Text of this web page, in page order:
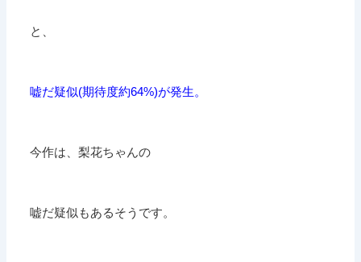
と、
嘘だ疑似(期待度約64%)が発生。
今作は、梨花ちゃんの
嘘だ疑似もあるそうです。